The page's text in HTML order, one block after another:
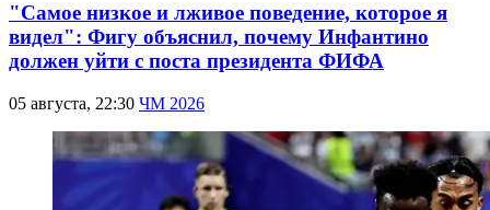
"Самое низкое и лживое поведение, которое я
видел": Фигу объяснил, почему Инфантино
должен уйти с поста президента ФИФА
05 августа, 22:30 ЧМ 2026